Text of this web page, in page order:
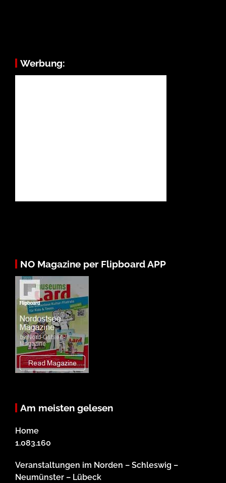
Werbung:
NO Magazine per Flipboard APP
Am meisten gelesen
Home
1.083.160
Veranstaltungen im Norden – Schleswig –
Neumünster – Lübeck